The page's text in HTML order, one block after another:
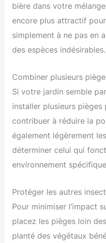
bière dans votre
encore plus attractif
simplement à ne pas en
des espèces indésirables.
Combiner plusieurs
Si votre jardin semble
installer plusieurs pièges
contribuer à réduire la
également légèrement
déterminer celui qui
environnement
Protéger les autres
Pour minimiser l’impact
placez les pièges loin
planté des végétaux